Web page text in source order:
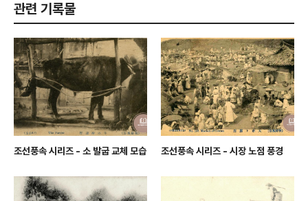
관련 기록물
조선풍속 시리즈 - 소 발굽 교체 모습 조선풍속 시리즈 - 시장 노점 풍경